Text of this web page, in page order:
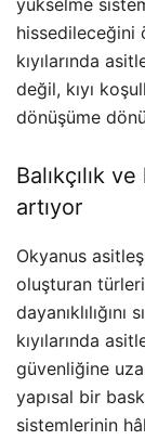
yükselme
hissedileceğini
kıyılarında
değil, kıyı
dönüşüme
Balıkçılık
artıyor
Okyanus
oluşturan
dayanıklılığını
kıyılarında
güvenliğine
yapısal bir
sistemlerinin